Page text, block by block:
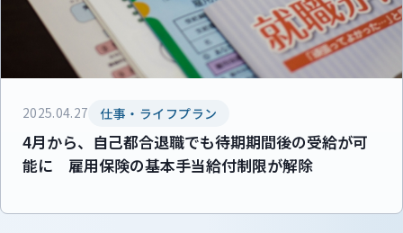
2025.04.27 仕事・ライフプラン
4月から、自己都合退職でも待期期間後の受給が可
能に 雇用保険の基本手当給付制限が解除